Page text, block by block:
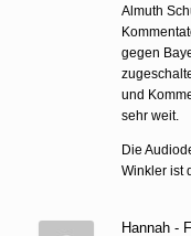
Almuth
gegen
und
sehr weit.
Die
Winkler ist
Hannah -